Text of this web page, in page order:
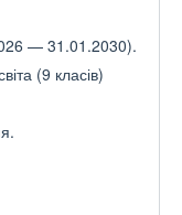
— 31.01.2030).
(9 класів)